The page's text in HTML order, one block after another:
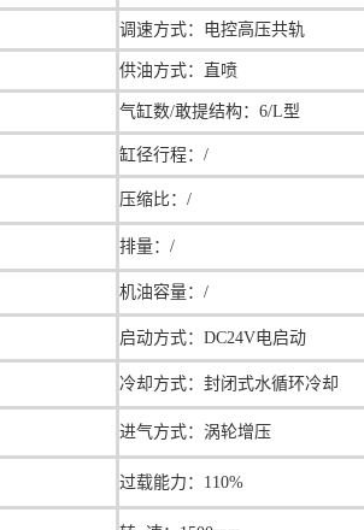
调速方式： 电控高压共轨
供油方式：直喷
气缸数/敢提结构：6/L型
缸径行程：/
压缩比：/
排量：/
机油容量：/
启动方式：DC24V电启动
冷却方式：封闭式水循环冷却
进气方式：涡轮增压
过载能力：110%